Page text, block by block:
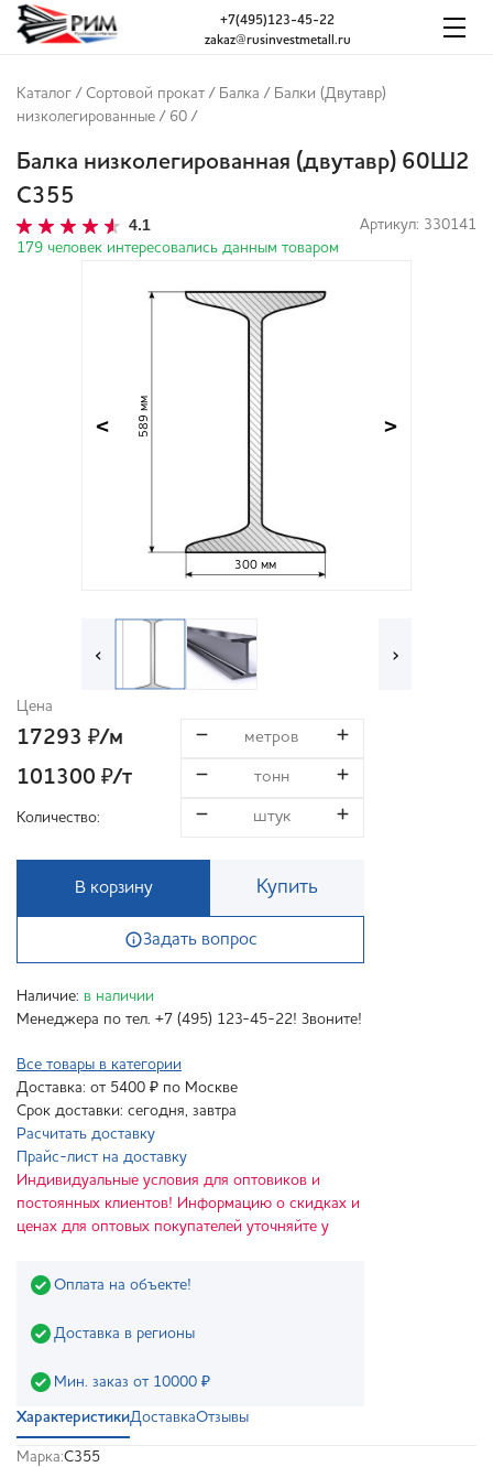
zakaz@rusinvestmetall.ru
+7(495)123-45-22
Каталог / Сортовой прокат / Балка / Балки (Двутавр)
низколегированные / 60 /
Балка низколегированная (двутавр) 60Ш2
С355
4.1
Артикул: 330141
179 человек интересовались данным товаром
300 мм
589 мм
< >
‹ ›
Цена
17293 ₽/м
101300 ₽/т
Количество:
В корзину Купить
Задать вопрос
Наличие: в наличии
Менеджера по тел. +7 (495) 123-45-22! Звоните!
Все товары в категории
Доставка: от 5400 ₽ по Москве
Срок доставки: сегодня, завтра
Расчитать доставку
Прайс-лист на доставку
Индивидуальные условия для оптовиков и
постоянных клиентов! Информацию о скидках и
ценах для оптовых покупателей уточняйте у
Оплата на объекте!
Доставка в регионы
Мин. заказ от 10000 ₽
ХарактеристикиДоставкаОтзывы
Марка:С355